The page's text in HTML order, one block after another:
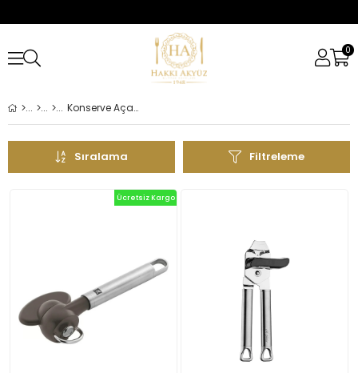
0
Konserve Açacağı
Filtreleme
Sıralama
Ücretsiz Kargo